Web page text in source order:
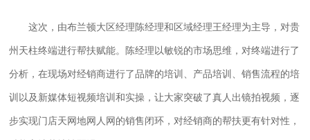
这次，由布兰顿大区经理陈经理和区域经理王经理为主导，对贵
州天柱终端进行帮扶赋能。陈经理以敏锐的市场思维，对终端进行了
分析，在现场对经销商进行了品牌的培训、产品培训、销售流程的培
训以及新媒体短视频培训和实操，让大家突破了真人出镜拍视频，逐
步实现门店天网地网人网的销售闭环，对经销商的帮扶更有针对性，